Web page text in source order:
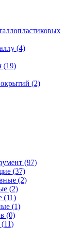
(4)
(19)
(2)
(97)
(37)
(2)
(2)
(11)
(1)
(0)